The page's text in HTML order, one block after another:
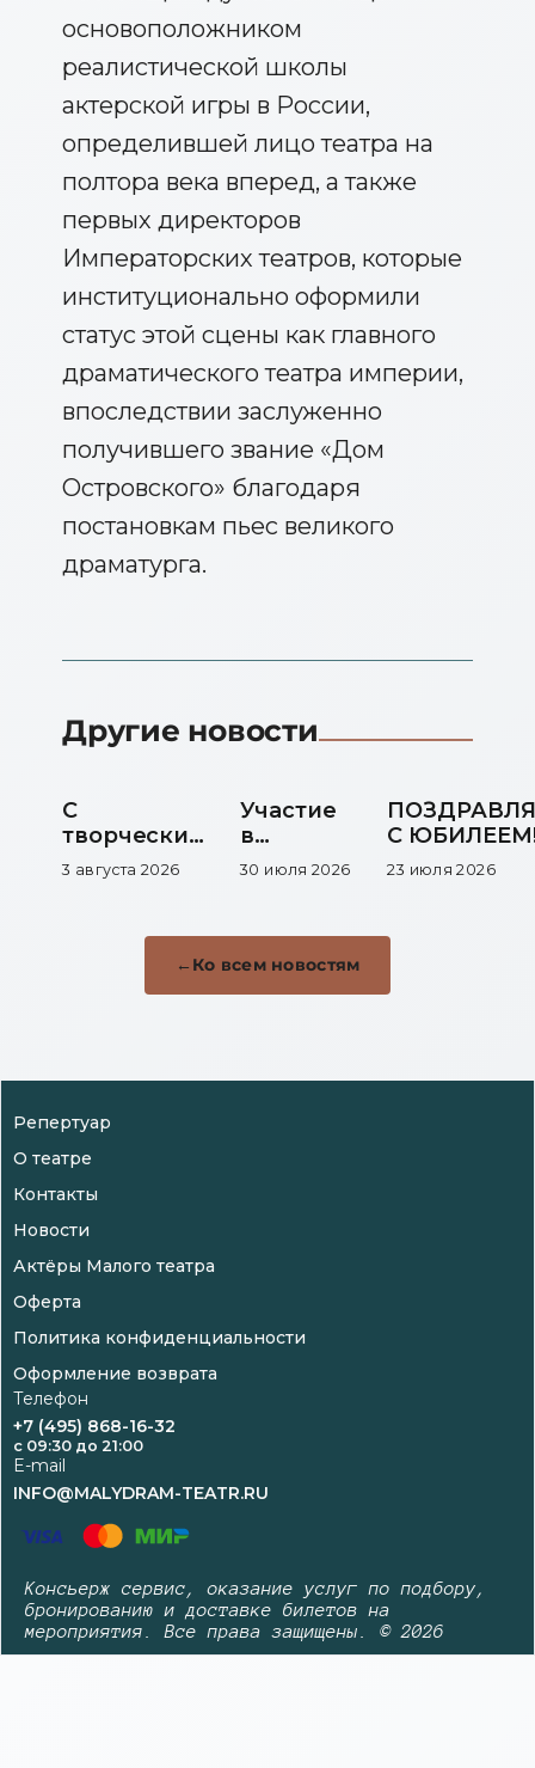
основоположником
реалистической школы
актерской игры в России,
определившей лицо театра на
полтора века вперед, а также
первых директоров
Императорских театров, которые
институционально оформили
статус этой сцены как главного
драматического театра империи,
впоследствии заслуженно
получившего звание «Дом
Островского» благодаря
постановкам пьес великого
драматурга.
Другие новости
С
творческим
юбилеем!
3 августа 2026
Участие
в
выставке
30 июля 2026
С
23 июля 2026
Ко всем новостям
Репертуар
О театре
Контакты
Новости
Актёры Малого театра
Оферта
Политика конфиденциальности
Оформление возврата
Телефон
+7 (495) 868-16-32
c 09:30 до 21:00
E-mail
INFO@MALYDRAM-TEATR.RU
Консьерж сервис, оказание услуг по подбору,
бронированию и доставке билетов на
мероприятия. Все права защищены. © 2026